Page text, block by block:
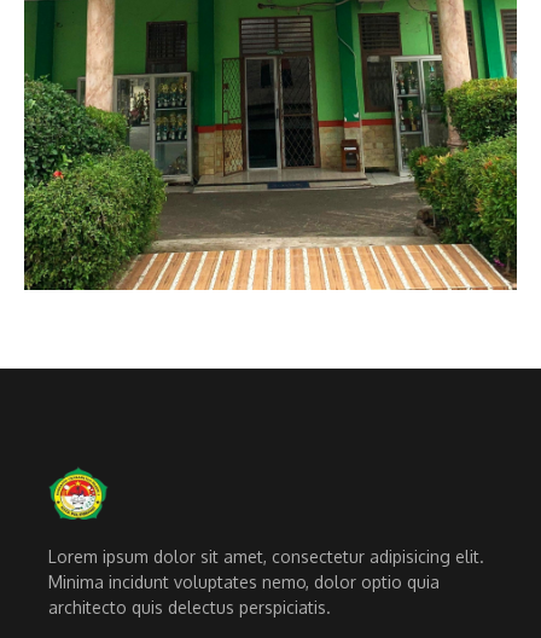
Lorem ipsum dolor sit amet, consectetur adipisicing elit.
Minima incidunt voluptates nemo, dolor optio quia
architecto quis delectus perspiciatis.